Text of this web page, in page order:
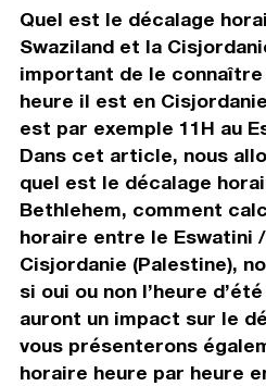
Quel est le décalage
Swaziland et la
important de le
heure il est en
est par exemple 11H au
Dans cet article, nous
quel est le décalage
Bethlehem, comment
horaire entre le Eswatini
Cisjordanie (Palestine),
si oui ou non l’heure
auront un impact sur le
vous présenterons
horaire heure par heure